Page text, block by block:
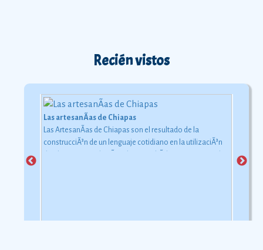
Recién vistos
Las artesanÃ­as de Chiapas
Las ArtesanÃ­as de Chiapas son el resultado de la
construcciÃ³n de un lenguaje cotidiano en la utilizaciÃ³n